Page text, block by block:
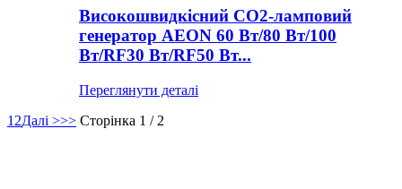
Високошвидкісний CO2-ламповий
генератор AEON 60 Вт/80 Вт/100
Вт/RF30 Вт/RF50 Вт...
Переглянути деталі
1 2Далі >>> Сторінка 1 / 2